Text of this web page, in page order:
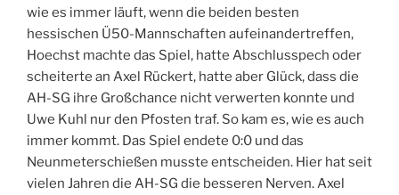
wie es immer läuft, wenn die beiden besten
hessischen Ü50-Mannschaften aufeinandertreffen,
Hoechst machte das Spiel, hatte Abschlusspech oder
scheiterte an Axel Rückert, hatte aber Glück, dass die
AH-SG ihre Großchance nicht verwerten konnte und
Uwe Kuhl nur den Pfosten traf. So kam es, wie es auch
immer kommt. Das Spiel endete 0:0 und das
Neunmeterschießen musste entscheiden. Hier hat seit
vielen Jahren die AH-SG die besseren Nerven. Axel